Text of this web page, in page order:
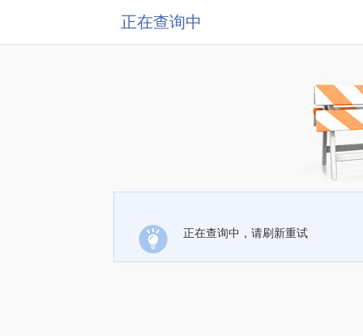
正在查询中
正在查询中，请刷新重试